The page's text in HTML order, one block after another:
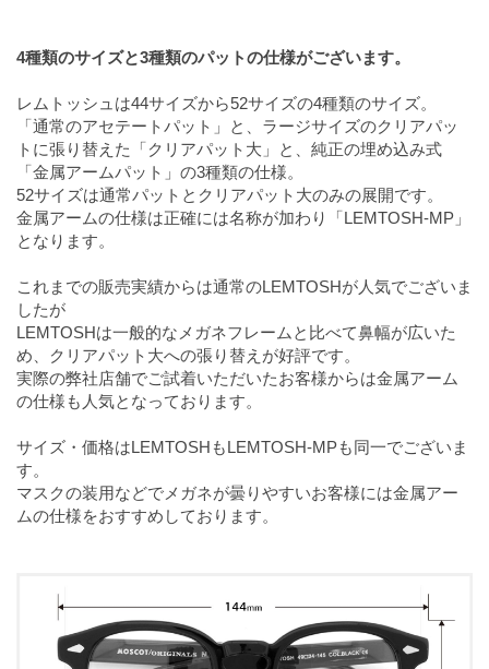
4種類のサイズと3種類のパットの仕様がございます。
レムトッシュは44サイズから52サイズの4種類のサイズ。
「通常のアセテートパット」と、ラージサイズのクリアパッ
トに張り替えた「クリアパット大」と、純正の埋め込み式
「金属アームパット」の3種類の仕様。
52サイズは通常パットとクリアパット大のみの展開です。
金属アームの仕様は正確には名称が加わり「LEMTOSH-MP」
となります。
これまでの販売実績からは通常のLEMTOSHが人気でございま
したが
LEMTOSHは一般的なメガネフレームと比べて鼻幅が広いた
め、クリアパット大への張り替えが好評です。
実際の弊社店舗でご試着いただいたお客様からは金属アーム
の仕様も人気となっております。
サイズ・価格はLEMTOSHもLEMTOSH-MPも同一でございま
す。
マスクの装用などでメガネが曇りやすいお客様には金属アー
ムの仕様をおすすめしております。